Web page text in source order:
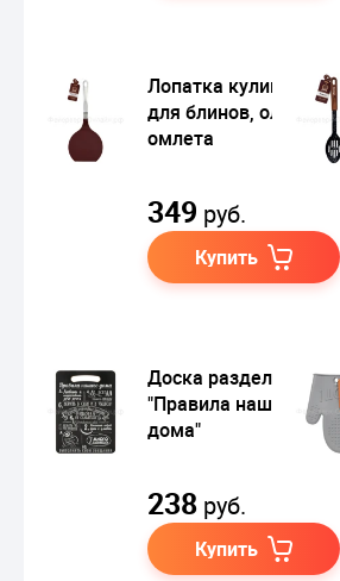
Лопатка кулинарная
для блинов, оладий,
омлета
349 руб.
Купить
Доска разделочная
"Правила нашего
дома"
238 руб.
Купить